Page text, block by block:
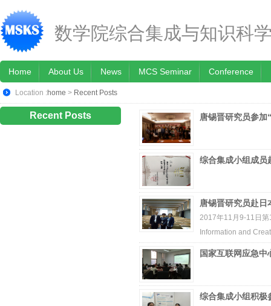
数学院综合集成与知识科
Home About Us News MCS Seminar Conference
Location :home > Recent Posts
Recent Posts 唐锡晋研究员参加
综合集成小组成员
唐锡晋研究员赴日
2017年11月9-11日
Information and
国家互联网应急
综合集成小组积极